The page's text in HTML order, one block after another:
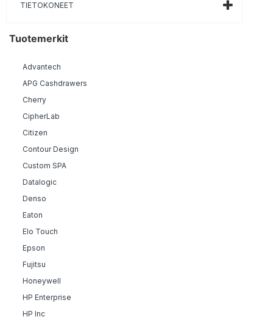
TIETOKONEET
Tuotemerkit
Advantech
APG Cashdrawers
Cherry
CipherLab
Citizen
Contour Design
Custom SPA
Datalogic
Denso
Eaton
Elo Touch
Epson
Fujitsu
Honeywell
HP Enterprise
HP Inc